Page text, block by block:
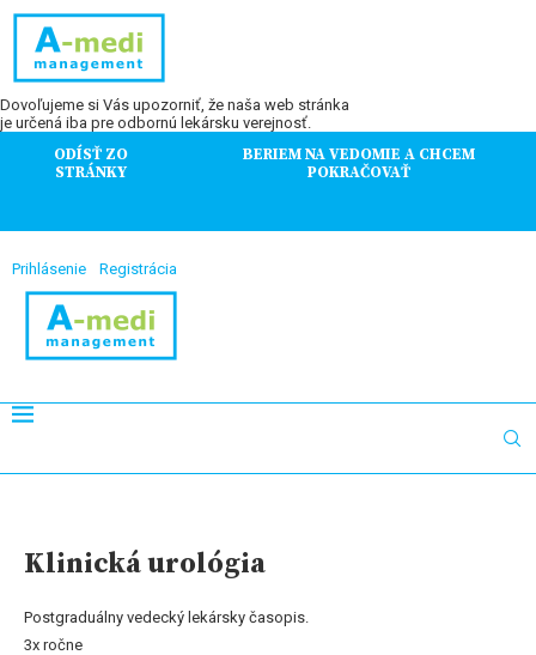
Dovoľujeme si Vás upozorniť, že naša web stránka
je určená iba pre odbornú lekársku verejnosť.
ODÍSŤ ZO
STRÁNKY
BERIEM NA VEDOMIE A CHCEM
POKRAČOVAŤ
Prihlásenie Registrácia
Klinická urológia
Postgraduálny vedecký lekársky časopis.
3x ročne